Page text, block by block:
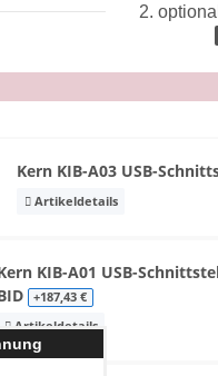
2.
Kern KIB-A03 USB-
Artikeldetails
KIB-A01 USB-
+187,43 €
Artikeldetails